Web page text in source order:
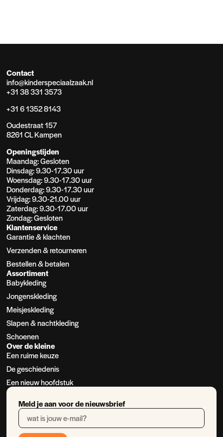
Contact
info@kinderspeciaalzaak.nl
+31 38 331 3573
+31 6 1352 8143
Oudestraat 157
8261 CL Kampen
Openingstijden
Maandag: Gesloten
Dinsdag: 9.30-17.30 uur
Woensdag: 9.30-17.30 uur
Donderdag: 9.30-17.30 uur
Vrijdag: 9.30-21.00 uur
Zaterdag: 9.30-17.00 uur
Zondag: Gesloten
Klantenservice
Garantie & klachten
Verzenden & retourneren
Bestellen & betalen
Assortiment
Babykleding
Jongenskleding
Meisjeskleding
Slapen & nachtkleding
Schoenen
Over de kleine
Een ruime keuze
De geschiedenis
Een nieuw hoofdstuk
Meld je aan voor de nieuwsbrief